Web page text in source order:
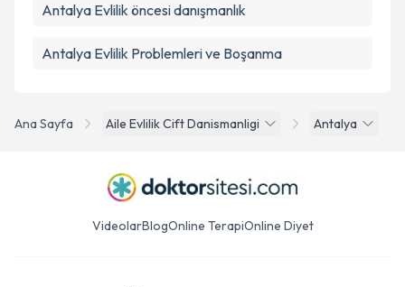
Ana Sayfa Aile Evlilik Cift Danismanligi Antalya
Antalya Evlilik öncesi danışmanlık
Antalya Evlilik Problemleri ve Boşanma
VideolarBlogOnline TerapiOnline Diyet